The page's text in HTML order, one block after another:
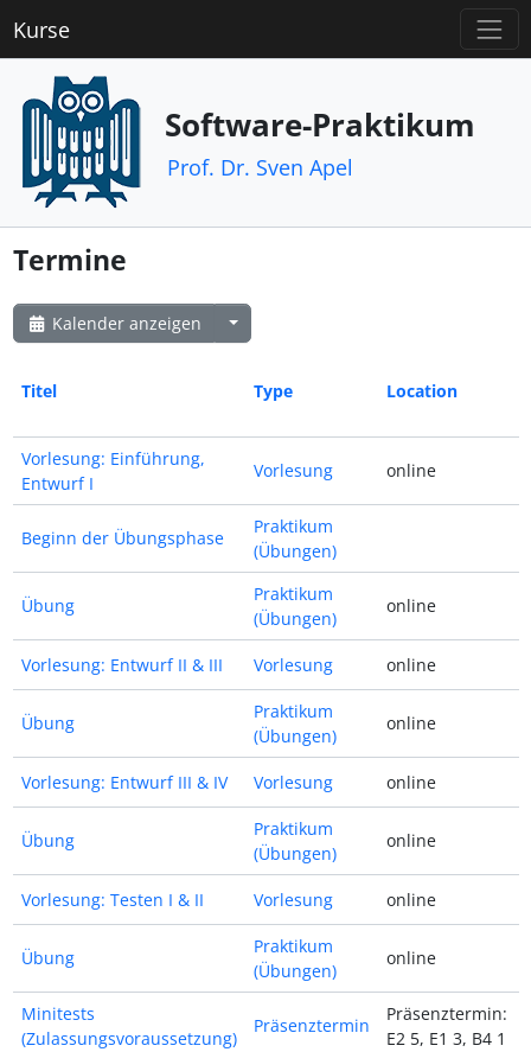
Kurse
Software-Praktikum
Prof. Dr. Sven Apel
Termine
Kalender anzeigen
Titel Type Location
Vorlesung: Einführung,
Entwurf I
Vorlesung online
Beginn der Übungsphase
Praktikum
(Übungen)
Übung
Praktikum
(Übungen)
online
Vorlesung: Entwurf II & III Vorlesung online
Übung
Praktikum
(Übungen)
online
Vorlesung: Entwurf III & IV Vorlesung online
Übung
Praktikum
(Übungen)
online
Vorlesung: Testen I & II Vorlesung online
Übung
Praktikum
(Übungen)
online
Minitests
(Zulassungsvoraussetzung)
Präsenztermin
Präsenztermin:
E2 5, E1 3, B4 1